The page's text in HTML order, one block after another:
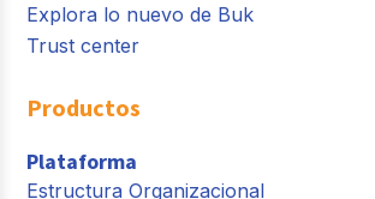
Explora lo nuevo de Buk
Trust center
Productos
Plataforma
Estructura Organizacional